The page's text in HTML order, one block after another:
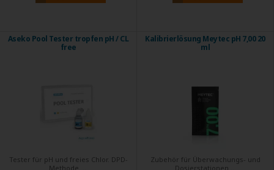
Aseko Pool Tester tropfen pH / CL
free
Tester für pH und freies Chlor. DPD-
Methode. ...
Kalibrierlösung Meytec pH 7,00 20
ml
Zubehör für Überwachungs- und
Dosierstationen ...